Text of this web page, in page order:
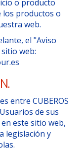
o producto
productos o
web.
el "Aviso
web:
entre CUBEROS
de sus
este sitio web,
legislación y